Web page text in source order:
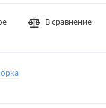
В сравнение